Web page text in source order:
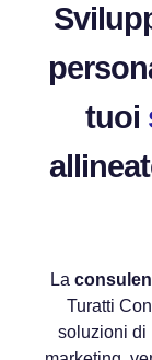
tuoi
La
Turatti
soluzioni di